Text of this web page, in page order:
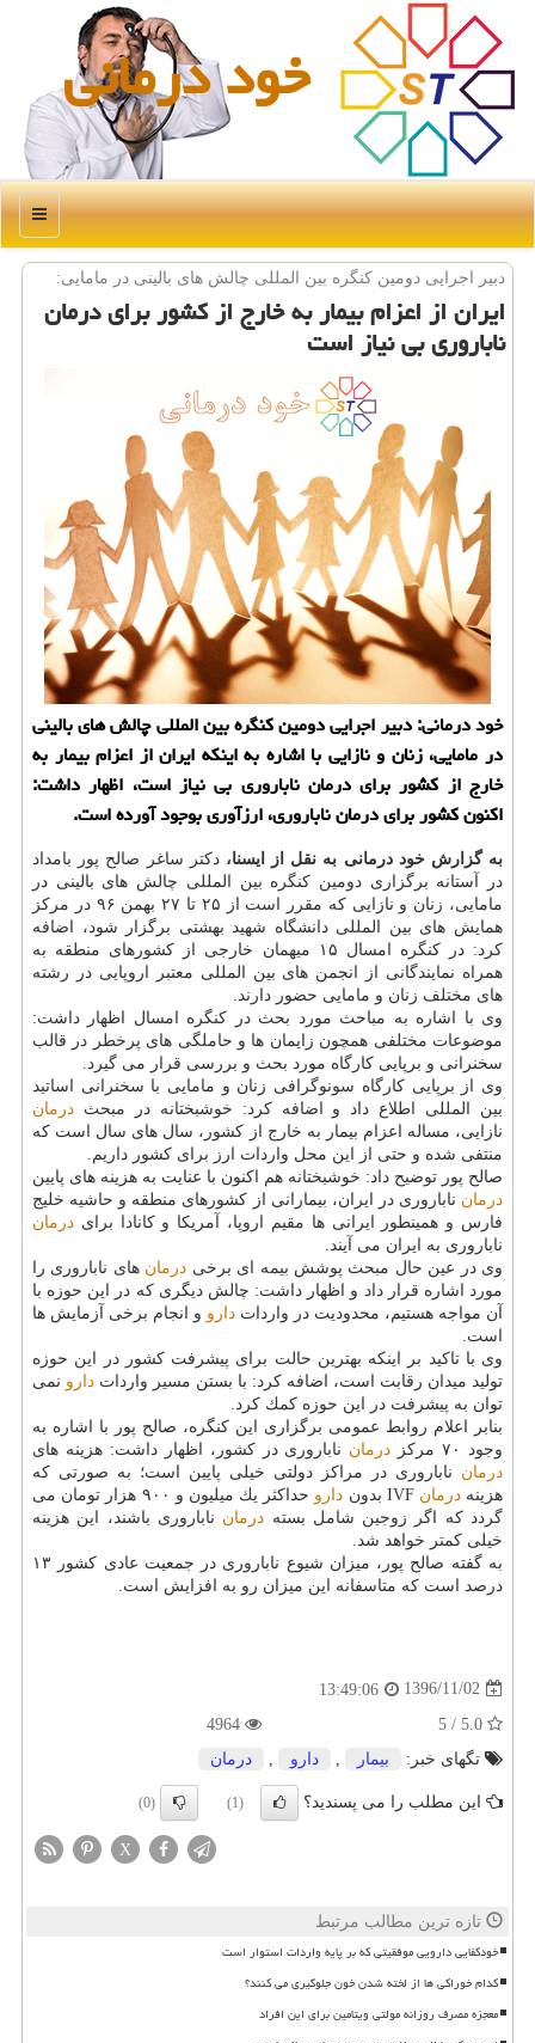
خود درمانی
منو
دبیر اجرایی دومین كنگره بین المللی چالش های بالینی در مامایی:
ایران از اعزام بیمار به خارج از كشور برای درمان
ناباروری بی نیاز است
خود درمانی: دبیر اجرایی دومین كنگره بین المللی چالش های بالینی
در مامایی، زنان و نازایی با اشاره به اینكه ایران از اعزام بیمار به
خارج از كشور برای درمان ناباروری بی نیاز است، اظهار داشت:
اكنون كشور برای درمان ناباروری، ارزآوری بوجود آورده است.
به گزارش خود درمانی به نقل از ایسنا،دكتر ساغر صالح پور بامداد
در آستانه برگزاری دومین كنگره بین المللی چالش های بالینی در
مامایی، زنان و نازایی كه مقرر است از ۲۵ تا ۲۷ بهمن ۹۶ در مركز
همایش های بین المللی دانشگاه شهید بهشتی برگزار شود، اضافه
كرد: در كنگره امسال ۱۵ میهمان خارجی از كشورهای منطقه به
همراه نمایندگانی از انجمن های بین المللی معتبر اروپایی در رشته
های مختلف زنان و مامایی حضور دارند.
وی با اشاره به مباحث مورد بحث در كنگره امسال اظهار داشت:
موضوعات مختلفی همچون زایمان ها و حاملگی های پرخطر در قالب
سخنرانی و برپایی كارگاه مورد بحث و بررسی قرار می گیرد.
وی از برپایی كارگاه سونوگرافی زنان و مامایی با سخنرانی اساتید
بین المللی اطلاع داد و اضافه كرد: خوشبختانه در مبحث درمان
نازایی، مساله اعزام بیمار به خارج از كشور، سال های سال است كه
منتفی شده و حتی از این محل واردات ارز برای كشور داریم.
صالح پور توضیح داد: خوشبختانه هم اكنون با عنایت به هزینه های پایین
درمان ناباروری در ایران، بیمارانی از كشورهای منطقه و حاشیه خلیج
فارس و همینطور ایرانی ها مقیم اروپا، آمریكا و كانادا برای درمان
ناباروری به ایران می آیند.
وی در عین حال مبحث پوشش بیمه ای برخی درمان های ناباروری را
مورد اشاره قرار داد و اظهار داشت: چالش دیگری كه در این حوزه با
آن مواجه هستیم، محدودیت در واردات دارو و انجام برخی آزمایش ها
است.
وی با تاكید بر اینكه بهترین حالت برای پیشرفت كشور در این حوزه
تولید میدان رقابت است، اضافه كرد: با بستن مسیر واردات دارو نمی
توان به پیشرفت در این حوزه كمك كرد.
بنابر اعلام روابط عمومی برگزاری این كنگره، صالح پور با اشاره به
وجود ۷۰ مركز
درمان ناباروری در كشور، اظهار داشت: هزینه های
درمان ناباروری در مراكز دولتی خیلی پایین است؛ به صورتی كه
هزینهدرمان IVF بدون دارو
حداكثر یك میلیون و ۹۰۰ هزار تومان می
گردد كه اگر زوجین شامل بسته درمان ناباروری باشند، این هزینه
خیلی كمتر خواهد شد.
به گفته صالح پور، میزان شیوع ناباروری در جمعیت عادی كشور ۱۳
درصد است كه متاسفانه این میزان رو به افزایش است.
1396/11/02
13:49:06
تگهای خبر:
بیمار دارو درمان
این مطلب را می پسندید؟ (1)
(0)
X
تازه ترین مطالب مرتبط
خودکفایی دارویی موفقیتی که بر پایه واردات استوار است
کدام خوراکی ها از لخته شدن خون جلوگیری می کنند؟
معجزه مصرف روزانه مولتی ویتامین برای این افراد